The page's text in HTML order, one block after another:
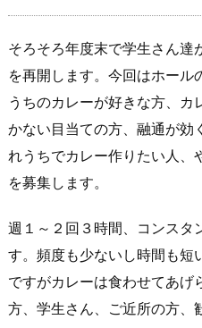
そろそろ年度末で学生さん達
を再開します。今回はホール
うちのカレーが好きな方、カ
かない目当ての方、融通が効
れうちでカレー作りたい人、
を募集します。
週１～２回３時間、コンスタ
す。頻度も少ないし時間も短
ですがカレーは食わせてあげ
方、学生さん、ご近所の方、